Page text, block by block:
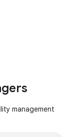
management